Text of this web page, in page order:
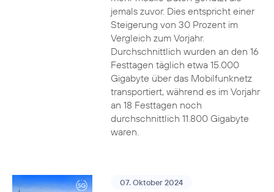
jemals zuvor. Dies entspricht einer
Steigerung von 30 Prozent im
Vergleich zum Vorjahr.
Durchschnittlich wurden an den 16
Festtagen täglich etwa 15.000
Gigabyte über das Mobilfunknetz
transportiert, während es im Vorjahr
an 18 Festtagen noch
durchschnittlich 11.800 Gigabyte
waren.
07. Oktober 2024